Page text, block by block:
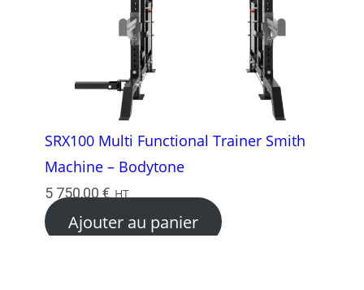
SRX100 Multi Functional Trainer Smith
Machine – Bodytone
5 750,00 € HT
Ajouter au panier